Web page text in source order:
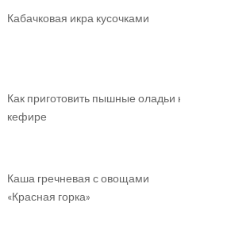
Кабачковая икра кусочками
Как приготовить пышные оладьи на
кефире
Каша гречневая с овощами
«Красная горка»